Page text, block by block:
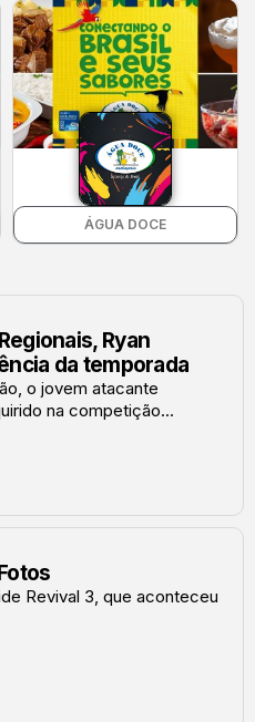
ÁGUA DOCE
Ryan
da temporada
o jovem atacante
na competição...
Revival 3, que aconteceu